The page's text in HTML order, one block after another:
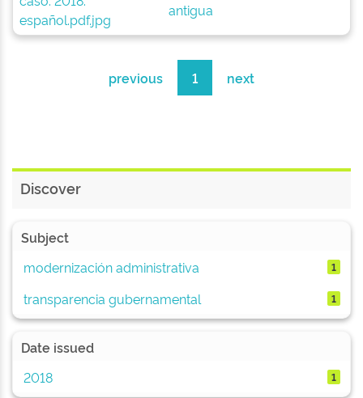
antigua
previous 1 next
Discover
Subject
modernización administrativa
1
transparencia gubernamental 1
Date issued
2018
1